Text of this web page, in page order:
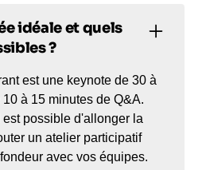
idéale et quels
?
est une keynote de 30 à
à 15 minutes de Q&A.
possible d'allonger la
un atelier participatif
avec vos équipes.